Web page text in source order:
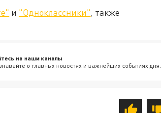
и "Одноклассники", также
на наши каналы
о главных новостях и важнейших событиях дня.